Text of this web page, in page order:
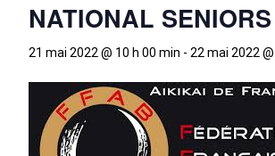
NATIONAL SENIORS
21 mai 2022 @ 10 h 00 min - 22 mai 2022